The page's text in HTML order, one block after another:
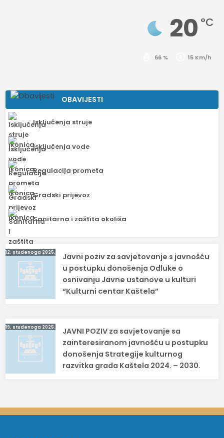
20 °C
66 % 15 Km/h
OBAVIJESTI
Isključenja struje
Isključenja vode
Regulacija prometa
Gradski prijevoz
Sanitarna i zaštita okoliša
Navigacija
objava
12. studenoga 2025.
Javni poziv za savjetovanje s javnošću
u postupku donošenja Odluke o
osnivanju Javne ustanove u kulturi
“Kulturni centar Kaštela”
19. studenoga 2025.
JAVNI POZIV za savjetovanje sa
zainteresiranom javnošću u postupku
donošenja Strategije kulturnog
razvitka grada Kaštela 2024. – 2030.